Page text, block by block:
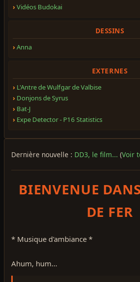
Vidéos Budokai
DESSINS
Anna
EXTERNES
L'Antre de Wulfgar de Valbise
Donjons de Syrus
Bat-J
Expe Detector - P16 Statistics
Dernière nouvelle : DD3, le film... (Voir
BIENVENUE
DE FER
* Musique d'ambiance *
Ahum, hum...